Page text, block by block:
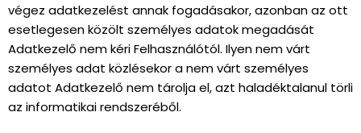
végez adatkezelést annak fogadásakor, azonban az ott
esetlegesen közölt személyes adatok megadását
Adatkezelő nem kéri Felhasználótól. Ilyen nem várt
személyes adat közlésekor a nem várt személyes
adatot Adatkezelő nem tárolja el, azt haladéktalanul törli
az informatikai rendszeréből.